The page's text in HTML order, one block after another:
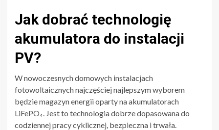
Jak dobrać technologię
akumulatora do instalacji
PV?
W nowoczesnych domowych instalacjach
fotowoltaicznych najczęściej najlepszym wyborem
będzie magazyn energii oparty na akumulatorach
LiFePO₄. Jest to technologia dobrze dopasowana do
codziennej pracy cyklicznej, bezpieczna i trwała.